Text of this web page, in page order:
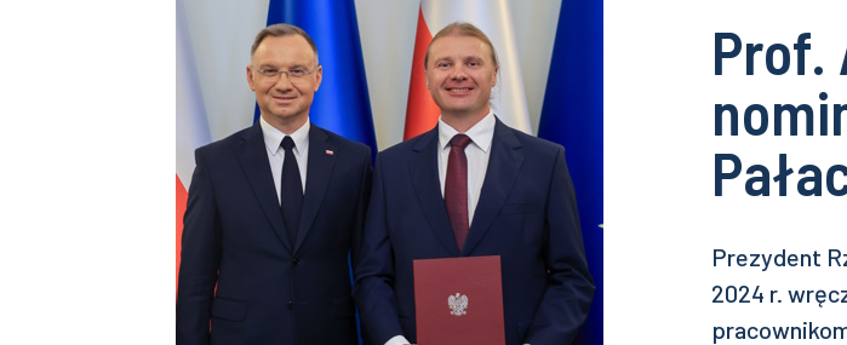
Prof.
Prezydent
2024 r.